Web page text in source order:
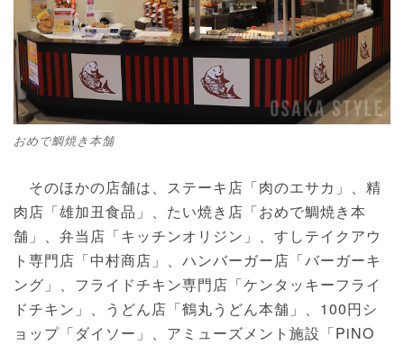
おめで鯛焼き本舗
そのほかの店舗は、ステーキ店「肉のエサカ」、精
肉店「雄加丑食品」、たい焼き店「おめで鯛焼き本
舗」、弁当店「キッチンオリジン」、すしテイクアウ
ト専門店「中村商店」、ハンバーガー店「バーガーキ
ング」、フライドチキン専門店「ケンタッキーフライ
ドチキン」、うどん店「鶴丸うどん本舗」、100円シ
ョップ「ダイソー」、アミューズメント施設「PiNO